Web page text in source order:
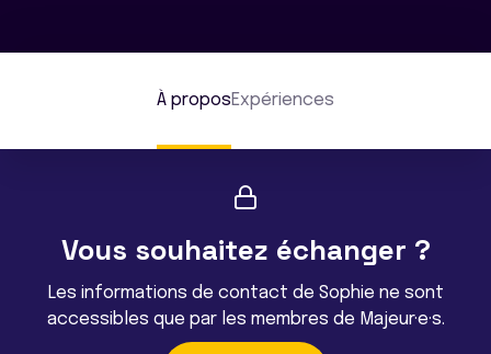
À proposExpériences
Vous souhaitez échanger ?
Les informations de contact de Sophie ne sont
accessibles que par les membres de Majeur·e·s.